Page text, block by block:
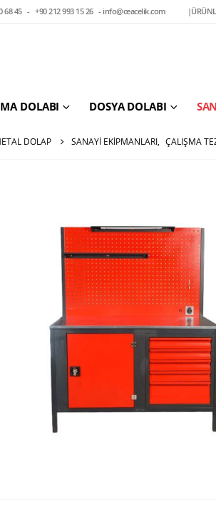
68 45- +90 212 993 15 26- info@ceacelik.com |
DOLABI DOSYA DOLABI
DOLAP SANAYI EKIPMANLARI, ÇALIŞMA